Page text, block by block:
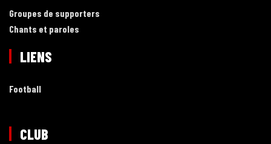
Groupes de supporters
Chants et paroles
LIENS
Football
CLUB